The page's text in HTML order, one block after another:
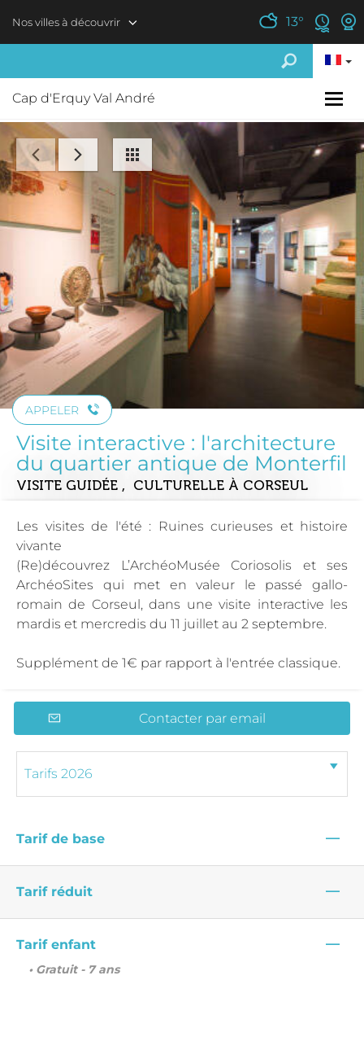
Nos villes à découvrir 13°
Cap d'Erquy Val André
APPELER
Visite interactive : l'architecture
du quartier antique de Monterfil
VISITE GUIDÉE , CULTURELLE À CORSEUL
Les visites de l'été : Ruines curieuses et histoire
vivante
(Re)découvrez L’ArchéoMusée Coriosolis et ses
ArchéoSites qui met en valeur le passé gallo-
romain de Corseul, dans une visite interactive les
mardis et mercredis du 11 juillet au 2 septembre.
Supplément de 1€ par rapport à l'entrée classique.
Contacter par email
Tarif de base —
Tarif réduit —
Tarif enfant —
• Gratuit - 7 ans